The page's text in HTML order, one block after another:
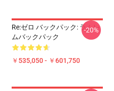
Re:ゼロ バックパック: ラムレ
ムバックパック
￥535,050 - ￥601,750
-20%